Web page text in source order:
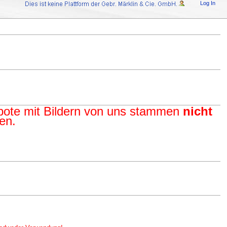
mit Bildern von uns stammen nicht
Log In